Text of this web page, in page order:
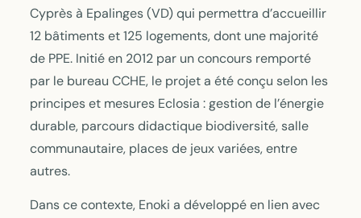
Cyprès à Epalinges (VD) qui permettra d’accueillir
12 bâtiments et 125 logements, dont une majorité
de PPE. Initié en 2012 par un concours remporté
par le bureau CCHE, le projet a été conçu selon les
principes et mesures Eclosia : gestion de l’énergie
durable, parcours didactique biodiversité, salle
communautaire, places de jeux variées, entre
autres.
Dans ce contexte, Enoki a développé en lien avec